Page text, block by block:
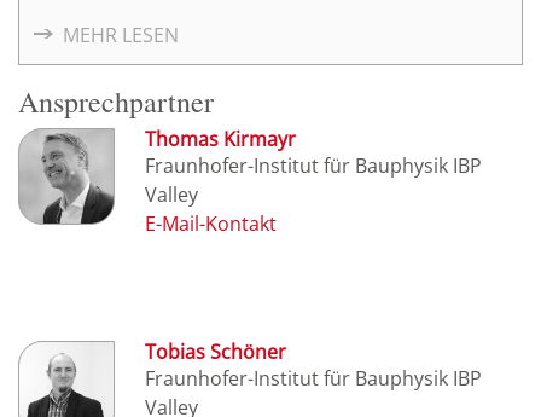
bewerten.
MEHR LESEN
Ansprechpartner
Thomas Kirmayr
Fraunhofer-Institut für Bauphysik IBP
Valley
Tobias Schöner
Fraunhofer-Institut für Bauphysik IBP
Valley